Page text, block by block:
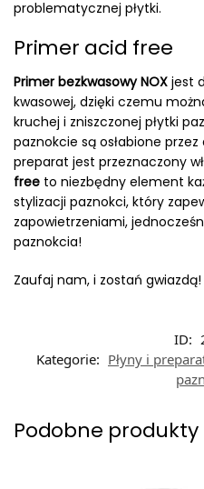
problematycznej płytki.
Primer acid free
Primer bezkwasowy NOX jest
kwasowej, dzięki czemu
kruchej i zniszczonej płytki
paznokcie są osłabione
preparat jest przeznaczony
free to niezbędny element
stylizacji paznokci, który
zapowietrzeniami,
paznokcia!
Zaufaj nam, i zostań gwiazdą!
ID:
Kategorie: Płyny i
Podobne produkty